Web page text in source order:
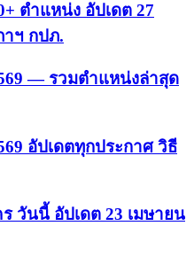
ตำแหน่ง อัปเดต 27
าฯ กปภ.
— รวมตำแหน่งล่าสุด
อัปเดตทุกประกาศ วิธี
วันนี้ อัปเดต 23 เมษายน